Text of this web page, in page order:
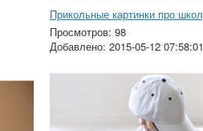
Просмотров: 98
Добавлено: 2015-05-12 07:58:01